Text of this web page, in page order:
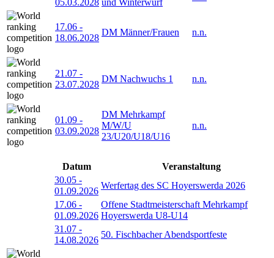
17.06 -
18.06.2028
DM Männer/Frauen n.n.
21.07 -
23.07.2028
DM Nachwuchs 1 n.n.
01.09 -
03.09.2028
DM Mehrkampf
M/W/U
23/U20/U18/U16
n.n.
Datum
Veranstaltung
30.05 -
01.09.2026
Werfertag des SC Hoyerswerda 2026
17.06 -
01.09.2026
Offene Stadtmeisterschaft Mehrkampf
Hoyerswerda U8-U14
31.07 -
14.08.2026
50. Fischbacher Abendsportfeste